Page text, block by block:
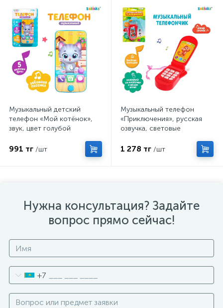
Музыкальный детский
телефон «Мой котёнок»,
звук, цвет голубой
991 тг /шт
Музыкальный телефон
«Приключения», русская
озвучка, световые
батареек, МИКС
1 278 тг /шт
Нужна консультация? Задайте
вопрос прямо сейчас!
+7